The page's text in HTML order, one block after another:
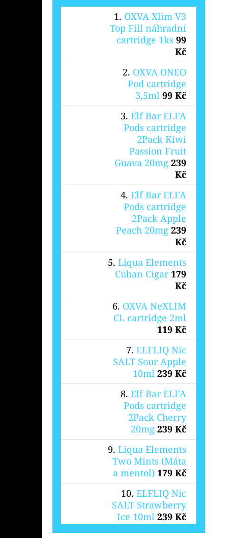
OXVA Xlim V3
Top Fill náhradní
cartridge 1ks 99
Kč
OXVA ONEO
Pod cartridge
3,5ml 99 Kč
Elf Bar ELFA
Pods cartridge
2Pack Kiwi
Passion Fruit
Guava 20mg 239
Kč
Elf Bar ELFA
Pods cartridge
2Pack Apple
Peach 20mg 239
Kč
Liqua Elements
Cuban Cigar 179
Kč
OXVA NeXLIM
CL cartridge 2ml
119 Kč
ELFLIQ Nic
SALT Sour Apple
10ml 239 Kč
Elf Bar ELFA
Pods cartridge
2Pack Cherry
20mg 239 Kč
Liqua Elements
Two Mints (Máta
a mentol) 179 Kč
ELFLIQ Nic
SALT Strawberry
Ice 10ml 239 Kč